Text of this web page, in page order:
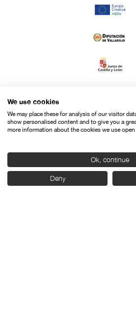
We use cookies
We may place these for analysis of our visitor
show personalised content and to give you a
more information about the cookies we use
Ok, continue
Deny